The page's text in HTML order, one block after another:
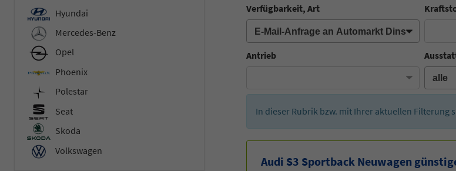
Verfügbarkeit, Art
Antrieb
In dieser Rubrik bzw. mit Ihrer aktuellen Filterung
Audi S3 Sportback Neuwagen
Hyundai
Mercedes-Benz
Opel
Phoenix
Polestar
Seat
Skoda
Volkswagen